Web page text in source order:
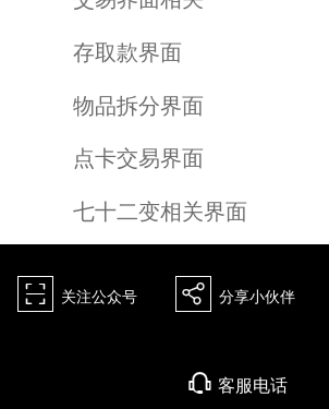
存取款界面
物品拆分界面
点卡交易界面
七十二变相关界面
򰀁 关注公众号 򰀂 分享小伙伴
򰀃 客服电话